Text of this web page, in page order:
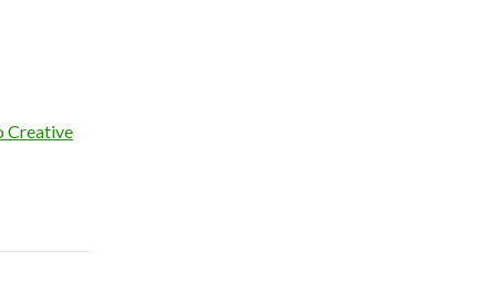
Creative